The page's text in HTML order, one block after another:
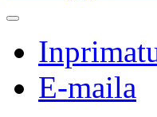
E-maila